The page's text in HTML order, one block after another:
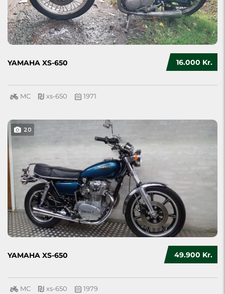
16.000 Kr.
YAMAHA XS-650
MC xs-650 1971
20
49.900 Kr.
YAMAHA XS-650
MC xs-650 1979